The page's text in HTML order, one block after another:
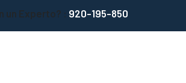
un Experto? : 920-195-850